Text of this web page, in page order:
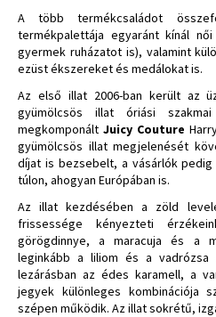
A több termékcsaládot
termékpalettája egyaránt kínál
gyermek ruházatot is), valamint
ezüst ékszereket és medálokat is.
Az első illat 2006-ban került az
gyümölcsös illat óriási
megkomponáltJuicy Couture
gyümölcsös illat megjelenését
díjat is bezsebelt, a vásárlók
túlon, ahogyan Európában is.
Az illat kezdésében a zöld
frissessége kényezteti
görögdinnye, a maracuja és a
leginkább a liliom és a vadrózsa
lezárásban az édes karamell, a
jegyek különleges kombinációja
szépen működik. Az illat sokrétű,